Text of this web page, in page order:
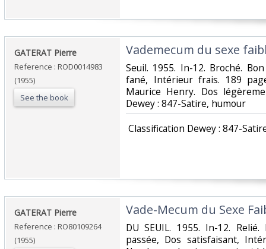
‎GATERAT Pierre‎
Reference : ROD0014983
(1955)
See the book
‎Vademecum du sexe
‎Seuil. 1955. In-12. Broché.
fané, Intérieur frais. 189
Maurice Henry. Dos
Dewey : 847-Satire, humour‎
Classification Dewey : 847-
‎GATERAT Pierre‎
Reference : RO80109264
(1955)
‎Vade-Mecum du Sexe
‎DU SEUIL. 1955. In-12.
passée, Dos satisfaisant,